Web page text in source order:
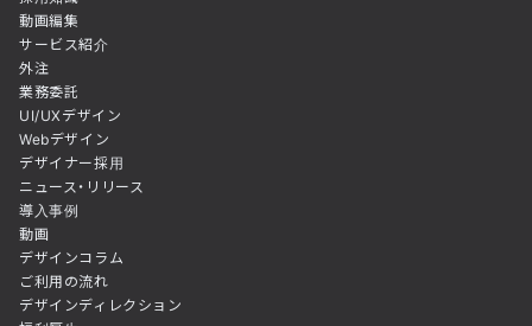
動画編集
サービス紹介
外注
業務委託
UI/UXデザイン
Webデザイン
デザイナー採用
ニュース・リリース
導入事例
動画
デザインコラム
ご利用の流れ
デザインディレクション